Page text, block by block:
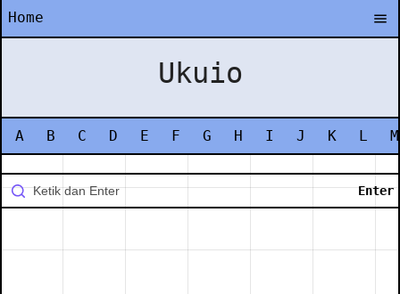
Home
Ukuio
A B C D E F G H I J K L M